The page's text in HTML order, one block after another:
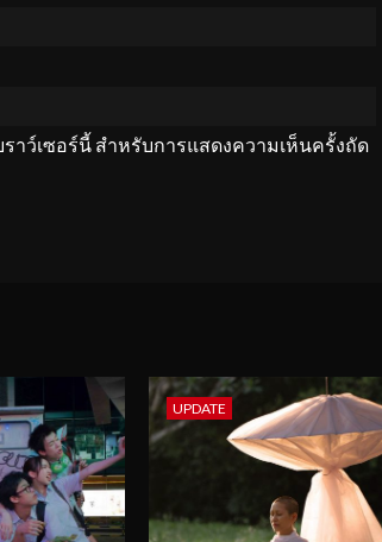
าว์เซอร์นี้ สำหรับการแสดงความเห็นครั้งถัด
UPDATE